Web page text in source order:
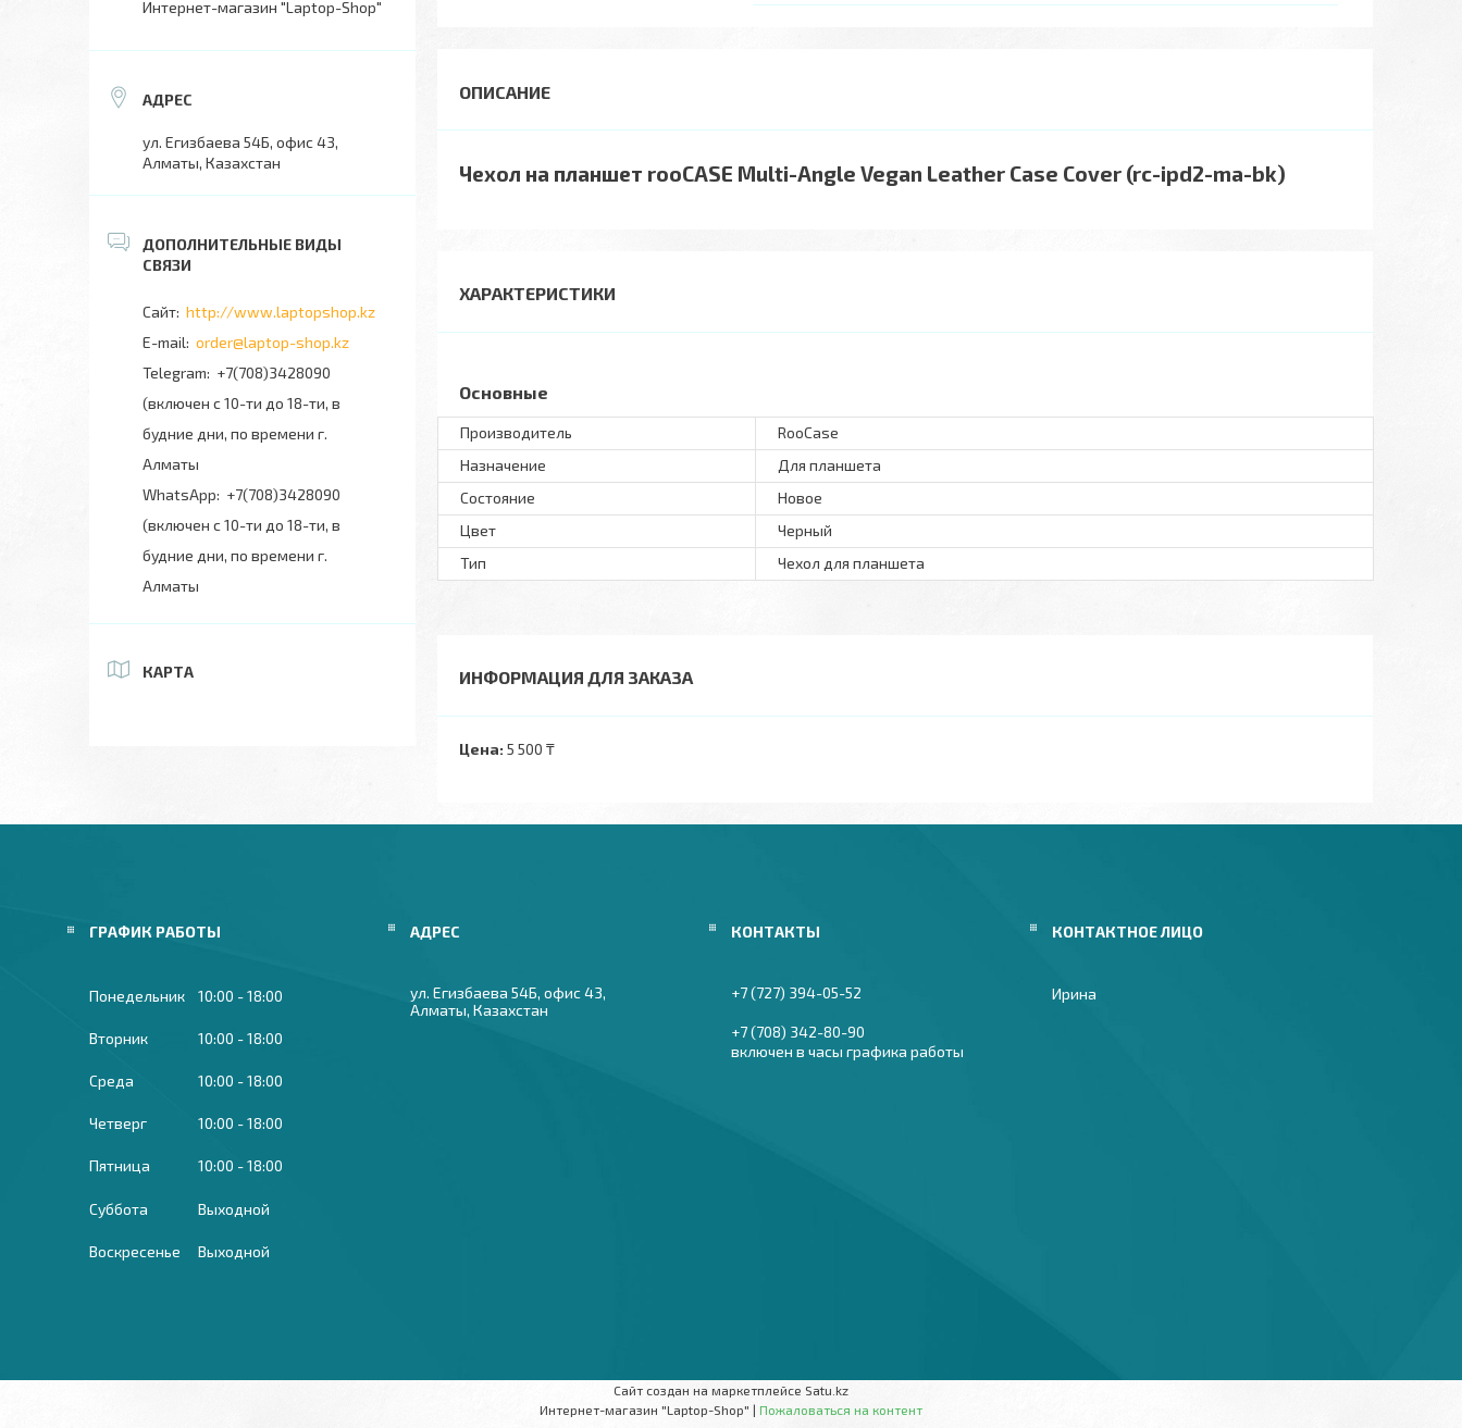
Чехол на планшет rooCASE Multi-Angle Vegan Leather Case Cover (rc-ipd2-ma-bk)
ХАРАКТЕРИСТИКИ
Основные
Производитель
RooCase
Назначение
Для планшета
Состояние
Новое
Цвет
Черный
Тип
Чехол для планшета
ИНФОРМАЦИЯ ДЛЯ ЗАКАЗА
Цена: 5 500 ₸
Интернет-магазин "Laptop-Shop"
ул. Егизбаева 54Б, офис 43,
Алматы, Казахстан
http://www.laptopshop.kz
order@laptop-shop.kz
+7(708)3428090
(включен с 10-ти до 18-ти, в
будние дни, по времени г.
Алматы
+7(708)3428090
(включен с 10-ти до 18-ти, в
будние дни, по времени г.
Алматы
КАРТА
ГРАФИК РАБОТЫ
Понедельник 10:00 18:00
Вторник 10:00 18:00
Среда 10:00 18:00
Четверг 10:00 18:00
Пятница 10:00 18:00
Суббота Выходной
Воскресенье Выходной
ул. Егизбаева 54Б, офис 43,
Алматы, Казахстан
+7 (727) 394-05-52
+7 (708) 342-80-90
включен в часы графика работы
Ирина
Сайт создан на маркетплейсе Satu.kz
Интернет-магазин "Laptop-Shop" | Пожаловаться на контент